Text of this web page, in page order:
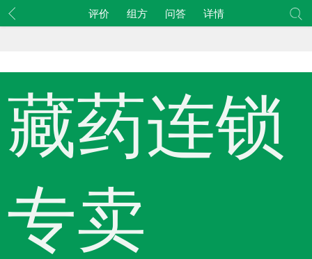
评价 组方 问答 详情
藏药连锁
专卖